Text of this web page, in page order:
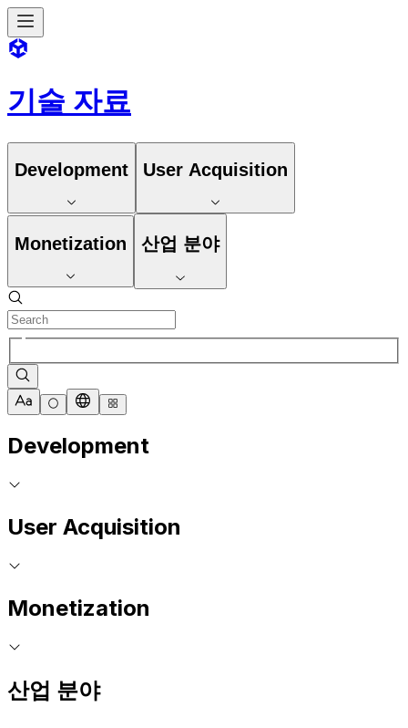
기술 자료
Development User Acquisition
Monetization 산업 분야
Development
User Acquisition
Monetization
산업 분야